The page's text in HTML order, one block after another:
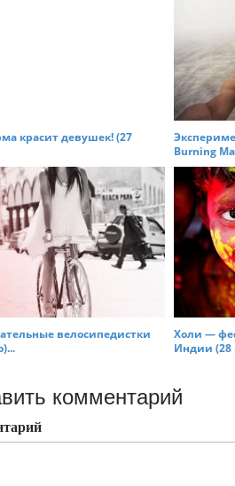
красит девушек! (27
Burning
велосипедистки
Холи —
Индии (28
комментарий